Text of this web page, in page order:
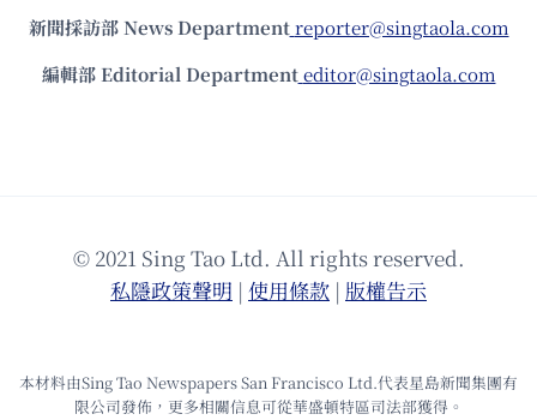
新聞採訪部 News Department reporter@singtaola.com
編輯部 Editorial Department editor@singtaola.com
© 2021 Sing Tao Ltd. All rights reserved.
私隱政策聲明 | 使⽤條款 | 版權告⽰
本材料由Sing Tao Newspapers San Francisco Ltd.代表星島新聞集團有
限公司發佈，更多相關信息可從華盛頓特區司法部獲得。